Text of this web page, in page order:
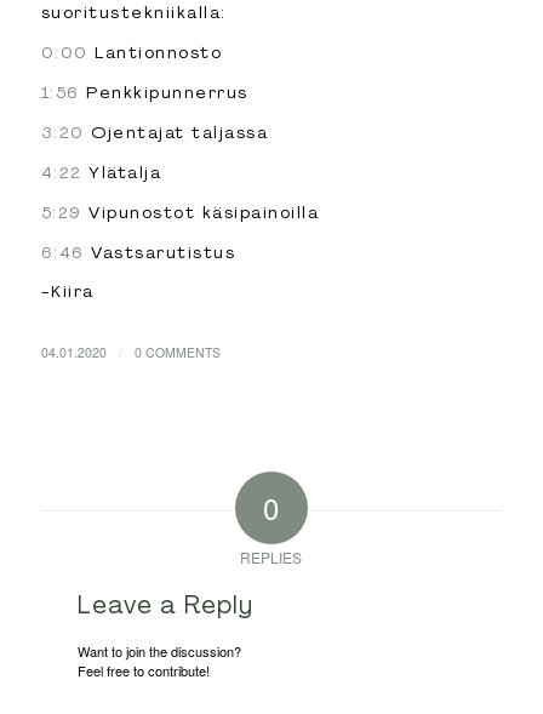
suoritustekniikalla:
0:00 Lantionnosto
1:56 Penkkipunnerrus
3:20 Ojentajat taljassa
4:22 Ylätalja
5:29 Vipunostot käsipainoilla
6:46 Vastsarutistus
-Kiira
04.01.2020 / 0 COMMENTS
0
REPLIES
Leave a Reply
Want to join the discussion?
Feel free to contribute!